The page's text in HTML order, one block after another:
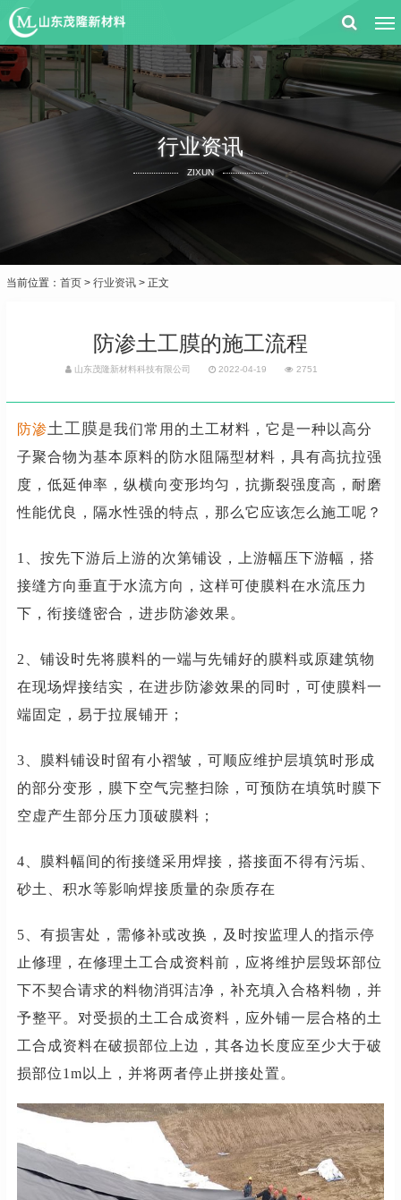
行业资讯
ZIXUN
当前位置： 首页 > 行业资讯 > 正文
防渗土工膜的施工流程
山东茂隆新材料科技有限公司 2022-04-19 2751
防渗土工膜是我们常用的土工材料，它是一种以高分
子聚合物为基本原料的防水阻隔型材料，具有高抗拉强
度，低延伸率，纵横向变形均匀，抗撕裂强度高，耐磨
性能优良，隔水性强的特点， 那么它应该怎么施工呢？
1、按先下游后上游的次第铺设，上游幅压下游幅，搭
接缝方向垂直于水流方向，这样可使膜料在水流压力
下，衔接缝密合，进步防渗效果。
2、铺设时先将膜料的一端与先铺好的膜料或原建筑物
在现场焊接结实，在进步防渗效果的同时，可使膜料一
端固定，易于拉展铺开；
3、膜料铺设时留有小褶皱，可顺应维护层填筑时形成
的部分变形，膜下空气完整扫除，可预防在填筑时膜下
空虚产生部分压力顶破膜料；
4、膜料幅间的衔接缝采用焊接，搭接面不得有污垢、
砂土、积水等影响焊接质量的杂质存在
5、有损害处，需修补或改换，及时按监理人的指示停
止修理，在修理土工合成资料前，应将维护层毁坏部位
下不契合请求的料物消弭洁净，补充填入合格料物，并
予整平。对受损的土工合成资料，应外铺一层合格的土
工合成资料在破损部位上边，其各边长度应至少大于破
损部位1m以上，并将两者停止拼接处置。